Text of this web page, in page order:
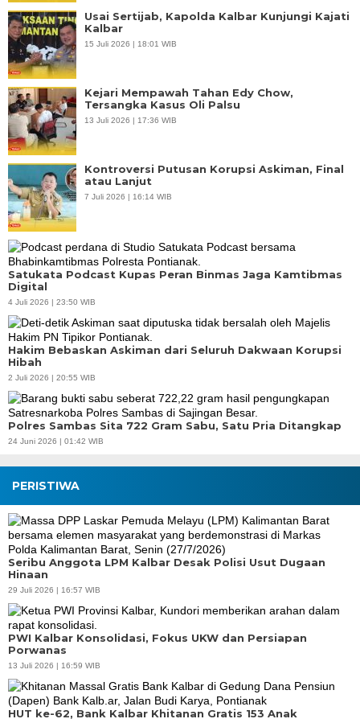
Usai Sertijab, Kapolda Kalbar Kunjungi Kajati
Kalbar
15 Juli 2026 | 18:01 WIB
Kejari Mempawah Tahan Edy Chow,
Tersangka Kasus Oli Palsu
13 Juli 2026 | 17:36 WIB
Kontroversi Putusan Korupsi Askiman, Final
atau Lanjut
7 Juli 2026 | 16:14 WIB
Satukata Podcast Kupas Peran Binmas Jaga Kamtibmas
Digital
4 Juli 2026 | 23:50 WIB
Hakim Bebaskan Askiman dari Seluruh Dakwaan Korupsi
Hibah
2 Juli 2026 | 20:55 WIB
Polres Sambas Sita 722 Gram Sabu, Satu Pria Ditangkap
24 Juni 2026 | 01:42 WIB
PERISTIWA
Seribu Anggota LPM Kalbar Desak Polisi Usut Dugaan
Hinaan
29 Juli 2026 | 16:57 WIB
PWI Kalbar Konsolidasi, Fokus UKW dan Persiapan
Porwanas
13 Juli 2026 | 16:59 WIB
HUT ke-62, Bank Kalbar Khitanan Gratis 153 Anak